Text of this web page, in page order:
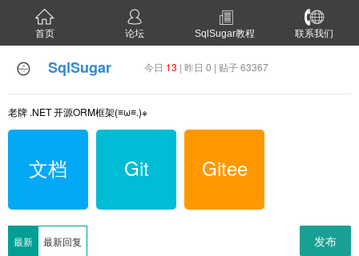
首页 论坛 SqlSugar教程 联系我们
SqlSugar 今日 13 | 昨日 0 | 贴子 63367
老牌 .NET 开源ORM框架(≡ω≡.)※
文档 Git Gitee
最新 最新回复 发布